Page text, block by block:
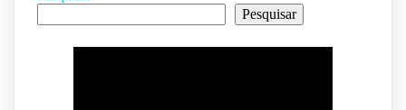
Pesquisar